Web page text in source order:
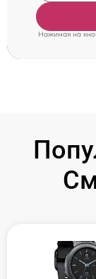
Нажимая на